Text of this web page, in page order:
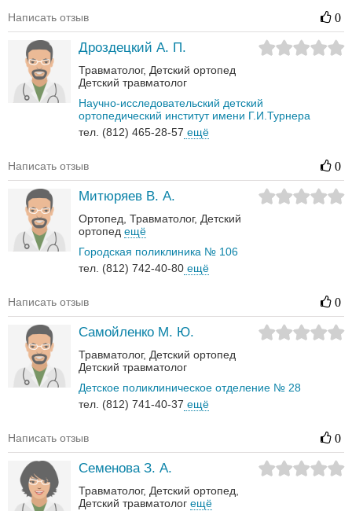
Написать отзыв 0
Дроздецкий А. П.
Травматолог Детский ортопед
Детский травматолог
Научно-исследовательский детский
ортопедический институт имени Г.И.Турнера
тел. (812) 465-28-57 ещё
Написать отзыв 0
Митюряев В. А.
Ортопед Травматолог Детский
ортопед ещё
Городская поликлиника № 106
тел. (812) 742-40-80 ещё
Написать отзыв 0
Самойленко М. Ю.
Травматолог Детский ортопед
Детский травматолог
Детское поликлиническое отделение № 28
тел. (812) 741-40-37 ещё
Написать отзыв 0
Семенова З. А.
Травматолог Детский ортопед
Детский травматолог ещё